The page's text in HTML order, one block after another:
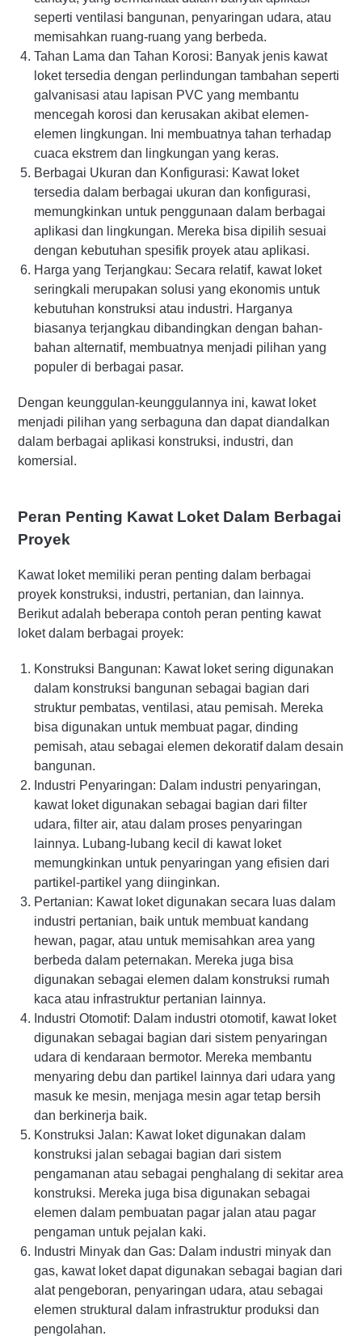
seperti ventilasi bangunan, penyaringan udara, atau
memisahkan ruang-ruang yang berbeda.
Tahan Lama dan Tahan Korosi: Banyak jenis kawat
loket tersedia dengan perlindungan tambahan seperti
galvanisasi atau lapisan PVC yang membantu
mencegah korosi dan kerusakan akibat elemen-
elemen lingkungan. Ini membuatnya tahan terhadap
cuaca ekstrem dan lingkungan yang keras.
Berbagai Ukuran dan Konfigurasi: Kawat loket
tersedia dalam berbagai ukuran dan konfigurasi,
memungkinkan untuk penggunaan dalam berbagai
aplikasi dan lingkungan. Mereka bisa dipilih sesuai
dengan kebutuhan spesifik proyek atau aplikasi.
Harga yang Terjangkau: Secara relatif, kawat loket
seringkali merupakan solusi yang ekonomis untuk
kebutuhan konstruksi atau industri. Harganya
biasanya terjangkau dibandingkan dengan bahan-
bahan alternatif, membuatnya menjadi pilihan yang
populer di berbagai pasar.
Dengan keunggulan-keunggulannya ini, kawat loket
menjadi pilihan yang serbaguna dan dapat diandalkan
dalam berbagai aplikasi konstruksi, industri, dan
komersial.
Peran Penting Kawat Loket Dalam Berbagai
Proyek
Kawat loket memiliki peran penting dalam berbagai
proyek konstruksi, industri, pertanian, dan lainnya.
Berikut adalah beberapa contoh peran penting kawat
loket dalam berbagai proyek:
Konstruksi Bangunan: Kawat loket sering digunakan
dalam konstruksi bangunan sebagai bagian dari
struktur pembatas, ventilasi, atau pemisah. Mereka
bisa digunakan untuk membuat pagar, dinding
pemisah, atau sebagai elemen dekoratif dalam desain
bangunan.
Industri Penyaringan: Dalam industri penyaringan,
kawat loket digunakan sebagai bagian dari filter
udara, filter air, atau dalam proses penyaringan
lainnya. Lubang-lubang kecil di kawat loket
memungkinkan untuk penyaringan yang efisien dari
partikel-partikel yang diinginkan.
Pertanian: Kawat loket digunakan secara luas dalam
industri pertanian, baik untuk membuat kandang
hewan, pagar, atau untuk memisahkan area yang
berbeda dalam peternakan. Mereka juga bisa
digunakan sebagai elemen dalam konstruksi rumah
kaca atau infrastruktur pertanian lainnya.
Industri Otomotif: Dalam industri otomotif, kawat loket
digunakan sebagai bagian dari sistem penyaringan
udara di kendaraan bermotor. Mereka membantu
menyaring debu dan partikel lainnya dari udara yang
masuk ke mesin, menjaga mesin agar tetap bersih
dan berkinerja baik.
Konstruksi Jalan: Kawat loket digunakan dalam
konstruksi jalan sebagai bagian dari sistem
pengamanan atau sebagai penghalang di sekitar area
konstruksi. Mereka juga bisa digunakan sebagai
elemen dalam pembuatan pagar jalan atau pagar
pengaman untuk pejalan kaki.
Industri Minyak dan Gas: Dalam industri minyak dan
gas, kawat loket dapat digunakan sebagai bagian dari
alat pengeboran, penyaringan udara, atau sebagai
elemen struktural dalam infrastruktur produksi dan
pengolahan.